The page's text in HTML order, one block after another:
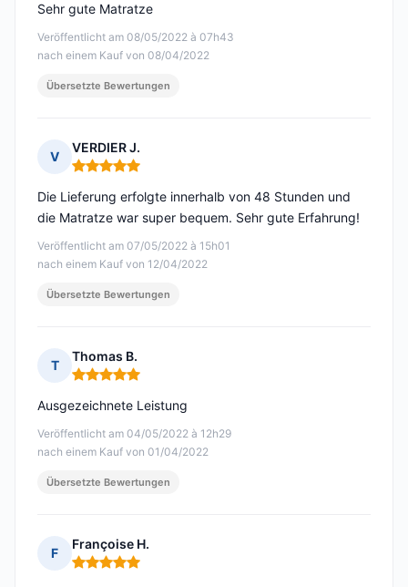
Veröffentlicht am 08/05/2022 à 07h43
nach einem Kauf von 08/04/2022
Sehr gute Matratze
Übersetzte Bewertungen
V
VERDIER J.
Hinweis: 5 von 5
Veröffentlicht am 07/05/2022 à 15h01
nach einem Kauf von 12/04/2022
Die Lieferung erfolgte innerhalb von 48 Stunden und
die Matratze war super bequem. Sehr gute Erfahrung!
Übersetzte Bewertungen
T
Thomas B.
Hinweis: 5 von 5
Veröffentlicht am 04/05/2022 à 12h29
nach einem Kauf von 01/04/2022
Ausgezeichnete Leistung
Übersetzte Bewertungen
F
Françoise H.
Hinweis: 5 von 5